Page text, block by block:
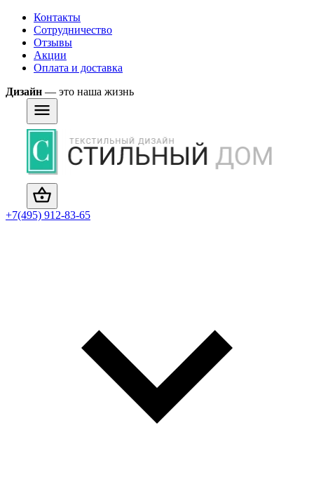
Контакты
Сотрудничество
Отзывы
Акции
Оплата и доставка
Дизайн — это наша жизнь
+7(495) 912-83-65